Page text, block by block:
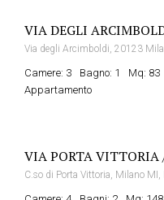
VIA DEGLI
Via degli Arcimboldi, 20123
Camere: 3 Bagno: 1
Mq: 83
Appartamento
VIA PORTA VITTORIA
C.so di Porta Vittoria, Milano MI,